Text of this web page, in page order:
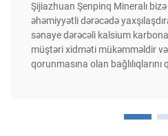
Şijiazhuan Şenpinq Mineralı
əhəmiyyətli dərəcədə
sənaye dərəcəli kalsium
müştəri xidməti mükəmməldir
qorunmasına olan